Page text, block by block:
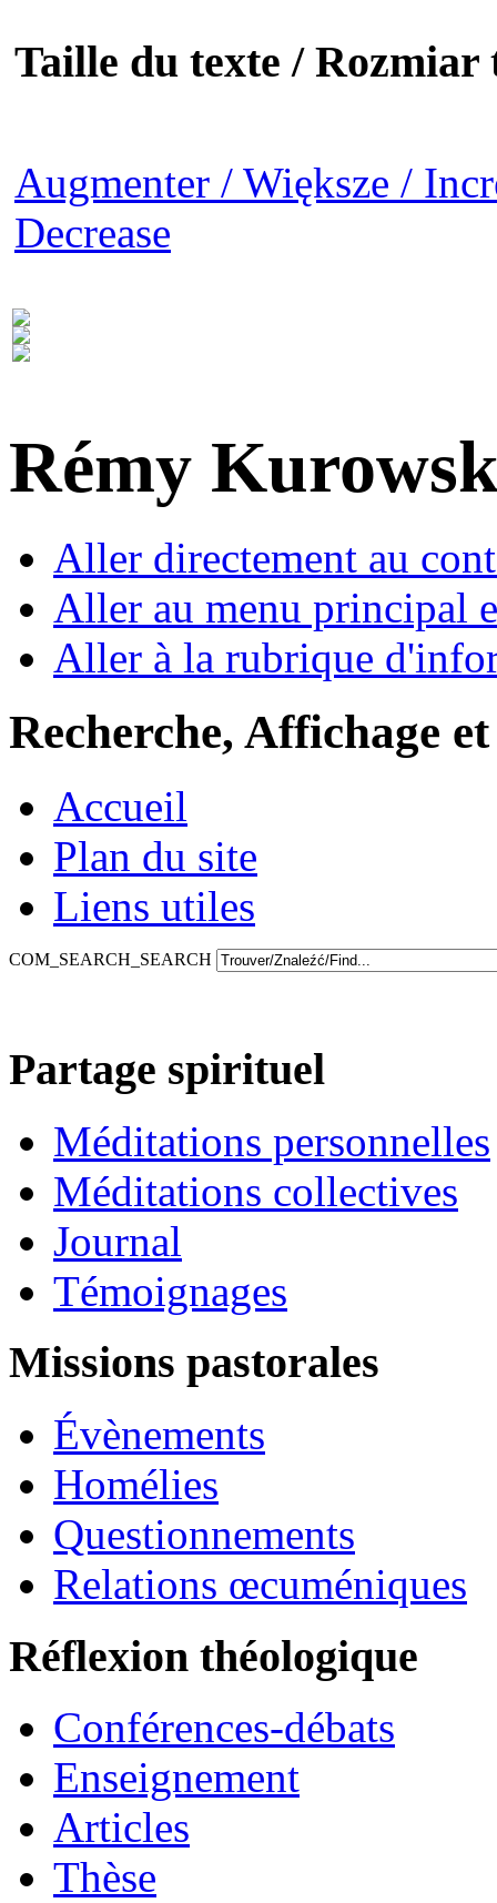
Taille du texte / Rozmiar
Augmenter / Większe /
Decrease
Rémy
Aller directement au
Aller au menu principal
Aller à la rubrique
Recherche, Affichage
Accueil
Plan du site
Liens utiles
COM_SEARCH_SEARCH
Partage spirituel
Méditations personnelles
Méditations collectives
Journal
Témoignages
Missions pastorales
Évènements
Homélies
Questionnements
Relations œcuméniques
Réflexion théologique
Conférences-débats
Enseignement
Articles
Thèse